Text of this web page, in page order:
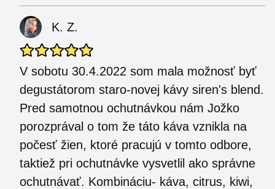
K. Z.
V sobotu 30.4.2022 som mala možnosť byť
degustátorom staro-novej kávy siren's blend.
Pred samotnou ochutnávkou nám Jožko
porozprával o tom že táto káva vznikla na
počesť žien, ktoré pracujú v tomto odbore,
taktiež pri ochutnávke vysvetlil ako správne
ochutnávať. Kombináciu- káva, citrus, kiwi,